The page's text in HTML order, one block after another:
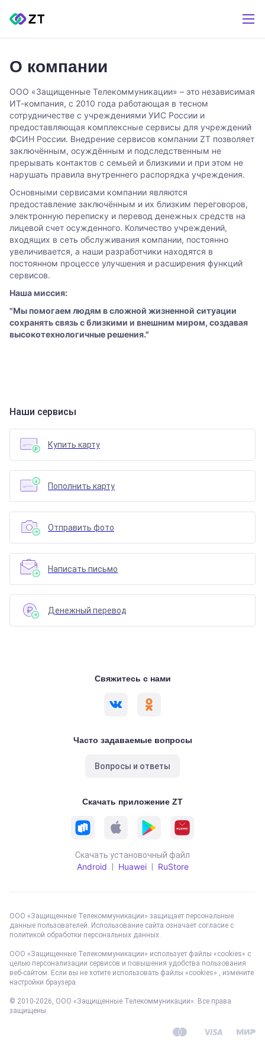
О компании
ООО «Защищенные Телекоммуникации» – это независимая
ИТ-компания, с 2010 года работающая в тесном
сотрудничестве с учреждениями УИС России и
предоставляющая комплексные сервисы для учреждений
ФСИН России. Внедрение сервисов компании ZT позволяет
заключённым, осуждённым и подследственным не
прерывать контактов с семьей и близкими и при этом не
нарушать правила внутреннего распорядка учреждения.
Основными сервисами компании являются
предоставление заключённым и их близким переговоров,
электронную переписку и перевод денежных средств на
лицевой счет осужденного. Количество учреждений,
входящих в сеть обслуживания компании, постоянно
увеличивается, а наши разработчики находятся в
постоянном процессе улучшения и расширения функций
сервисов.
Наша миссия:
"Мы помогаем людям в сложной жизненной ситуации
сохранять связь с близкими и внешним миром, создавая
высокотехнологичные решения."
Наши сервисы
Купить карту
Пополнить карту
Отправить фото
Написать письмо
Денежный перевод
Скачать приложение ZT
Скачать установочный файл
Android Huawei RuStore
Свяжитесь с нами
Часто задаваемые вопросы
Вопросы и ответы
ООО «Защищенные Телекоммуникации» защищает персональные
данные пользователей. Использование сайта означает согласие с
политикой обработки персональных данных.
ООО «Защищенные Телекоммуникации» использует файлы «cookies» с
целью персонализации сервисов и повышения удобства пользования
веб-сайтом. Если вы не хотите использовать файлы «cookies» , измените
настройки браузера.
© 2010-2026, ООО «Защищенные Телекоммуникации». Все права
защищены.